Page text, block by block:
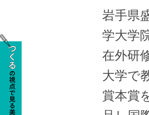
岩手県
学大学
在外研
大学で
賞本賞